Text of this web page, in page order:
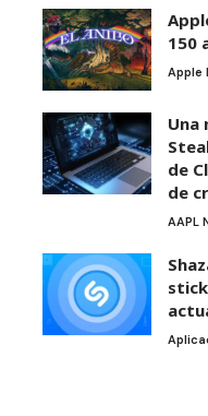
150
Apple
Una
de
de
AAPL